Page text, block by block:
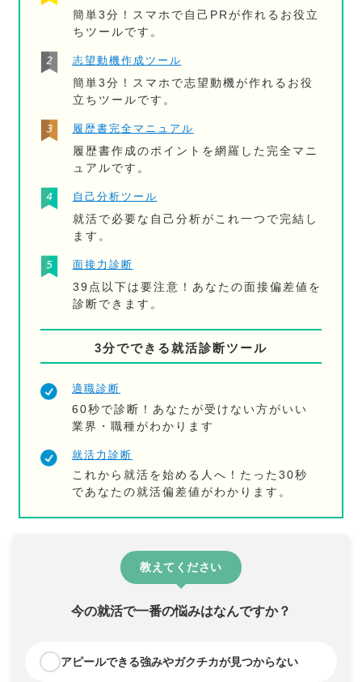
簡単3分！スマホで自己PRが作れるお役立
ちツールです。
志望動機作成ツール
簡単3分！スマホで志望動機が作れるお役
立ちツールです。
履歴書完全マニュアル
履歴書作成のポイントを網羅した完全マニ
ュアルです。
自己分析ツール
就活で必要な自己分析がこれ一つで完結し
ます。
面接力診断
39点以下は要注意！あなたの面接偏差値を
診断できます。
3分でできる就活診断ツール
適職診断
60秒で診断！あなたが受けない方がいい
業界・職種がわかります
就活力診断
これから就活を始める人へ！たった30秒
であなたの就活偏差値がわかります。